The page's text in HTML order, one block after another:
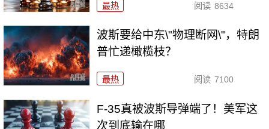
最热 阅读 8634
波斯要给中东\"物理断网\"，特朗
普忙递橄榄枝？
最热 阅读 7100
F-35真被波斯导弹端了！美军这
次到底输在哪